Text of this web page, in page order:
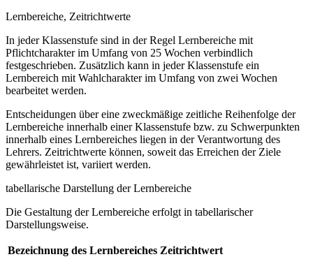
Lernbereiche, Zeitrichtwerte
In jeder Klassenstufe sind in der Regel Lernbereiche mit
Pflichtcharakter im Umfang von 25 Wochen verbindlich
festgeschrieben. Zusätzlich kann in jeder Klassenstufe ein
Lernbereich mit Wahlcharakter im Umfang von zwei Wochen
bearbeitet werden.
Entscheidungen über eine zweckmäßige zeitliche Reihenfolge der
Lernbereiche innerhalb einer Klassenstufe bzw. zu Schwerpunkten
innerhalb eines Lernbereiches liegen in der Verantwortung des
Lehrers. Zeitrichtwerte können, soweit das Erreichen der Ziele
gewährleistet ist, variiert werden.
tabellarische Darstellung der Lernbereiche
Die Gestaltung der Lernbereiche erfolgt in tabellarischer
Darstellungsweise.
Bezeichnung des Lernbereiches Zeitrichtwert